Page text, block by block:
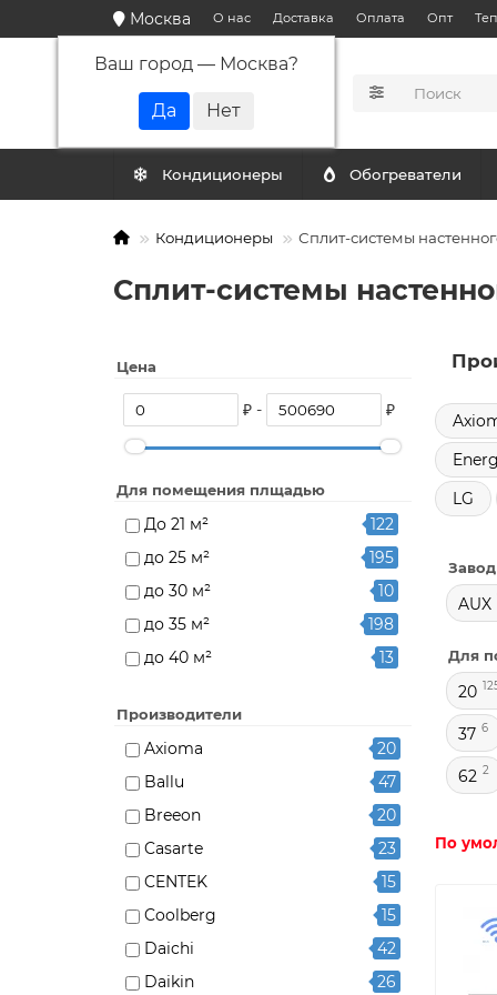
Москва
Ваш город — Москва?
О нас Доставка Оплата Опт
Кондиционеры Обогреватели
Кондиционеры Сплит-системы
Сплит-системы
Цена
₽ - ₽
Для помещения плщадью
До 21 м²
122
до 25 м²
195
до 30 м²
10
до 35 м²
198
до 40 м²
13
до 65 м²
до 70 м²
113
Производители
Axioma
20
Ballu
47
Breeon
20
Casarte
23
CENTEK
15
Coolberg
15
Daichi
42
Daikin
26
LG
AUX
Для
20
37 6
62 2
По